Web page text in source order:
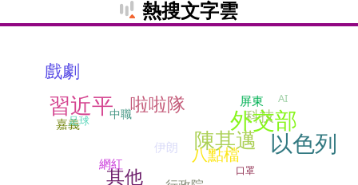
熱搜文字雲
陳其邁
戲劇
伊朗
啦啦隊
屏東
嘉義
口罩
其他
科技
外交部
AI
網紅
習近平
八點檔
中職
以色列
足球